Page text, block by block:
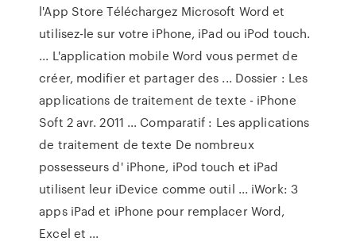
l'App Store Téléchargez Microsoft Word et
utilisez-le sur votre iPhone, iPad ou iPod touch.
... L'application mobile Word vous permet de
créer, modifier et partager des ... Dossier : Les
applications de traitement de texte - iPhone
Soft 2 avr. 2011 ... Comparatif : Les applications
de traitement de texte De nombreux
possesseurs d' iPhone, iPod touch et iPad
utilisent leur iDevice comme outil ... iWork: 3
apps iPad et iPhone pour remplacer Word,
Excel et ...